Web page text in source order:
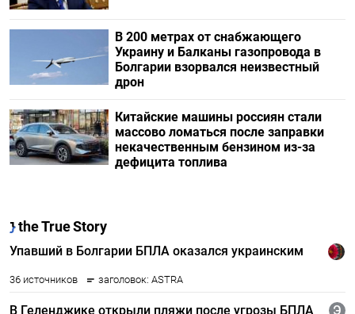
В 200 метрах от снабжающего
Украину и Балканы газопровода в
Болгарии взорвался неизвестный
дрон
Китайские машины россиян стали
массово ломаться после заправки
некачественным бензином из-за
дефицита топлива